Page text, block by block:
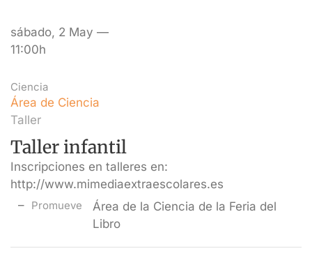
sábado, 2 May —
11:00h
Ciencia
Área de Ciencia
Taller
Taller infantil
Inscripciones en talleres en:
http://www.mimediaextraescolares.es
Promueve
Área de la Ciencia de la Feria del
Libro